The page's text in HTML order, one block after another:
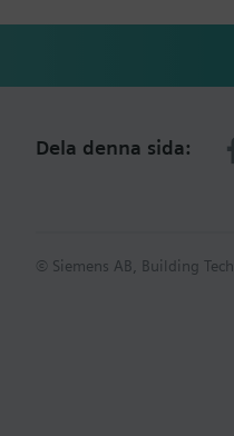
Dela denna sida:
© Siemens AB, Building